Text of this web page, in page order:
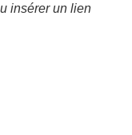
insérer un lien